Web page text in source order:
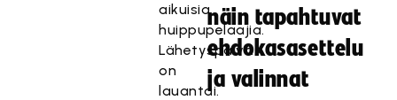
aikuisia
huippupelaajia.
Lähetyspäivä
on
lauantai.
näin tapahtuvat
ehdokasasettelu
ja valinnat